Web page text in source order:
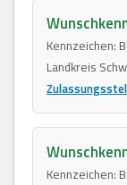
Kennzeichen:
Landkreis
Kennzeichen: